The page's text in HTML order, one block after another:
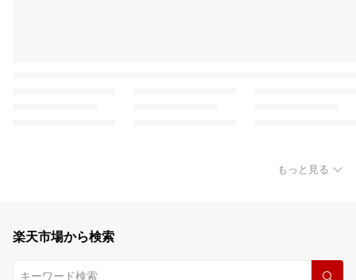
もっと見る
楽天市場から検索